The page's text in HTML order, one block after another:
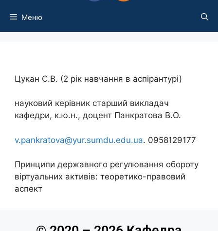
Меню
Цукан С.В. (2 рік навчання в аспірантурі)
науковий керівник старший викладач
кафедри, к.ю.н., доцент Панкратова В.О.
v.pankratova@yur.sumdu.edu.ua. 0958129177
Принципи державного регулювання обороту
віртуальних активів: теоретико-правовий
аспект